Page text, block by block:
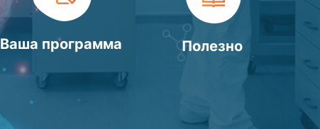
Ваша программа Полезно